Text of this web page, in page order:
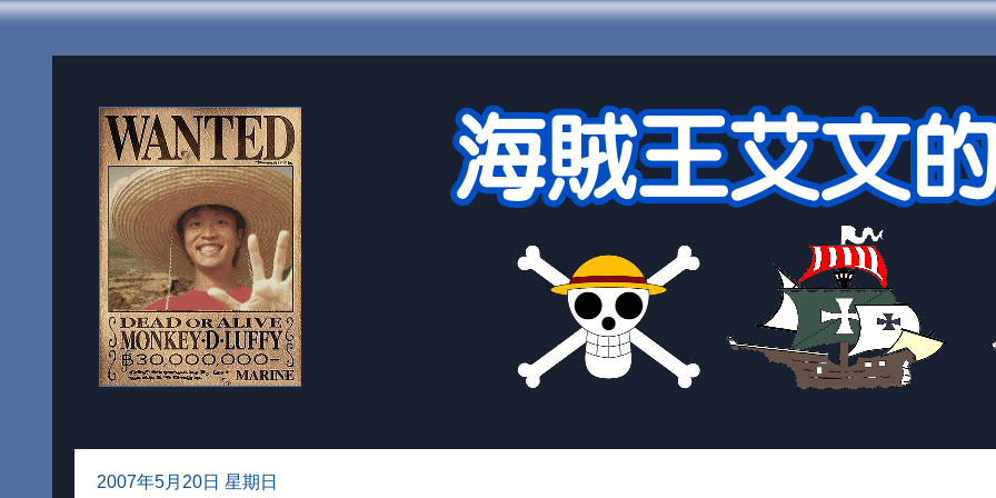
2007年5月20日 星期日